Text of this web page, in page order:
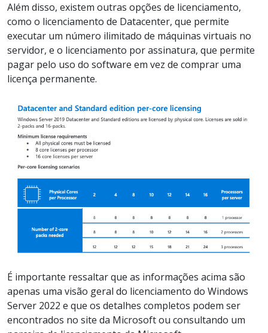
Além disso, existem outras opções de licenciamento,
como o licenciamento de Datacenter, que permite
executar um número ilimitado de máquinas virtuais no
servidor, e o licenciamento por assinatura, que permite
pagar pelo uso do software em vez de comprar uma
licença permanente.
É importante ressaltar que as informações acima são
apenas uma visão geral do licenciamento do Windows
Server 2022 e que os detalhes completos podem ser
encontrados no site da Microsoft ou consultando um